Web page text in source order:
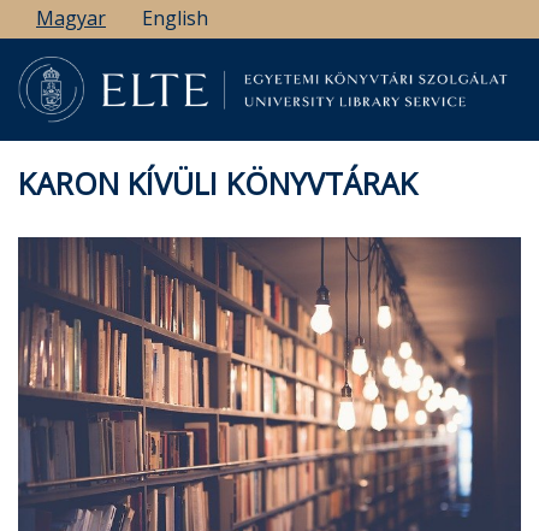
Ugrás
a
tartalomra
Magyar English
KARON KÍVÜLI KÖNYVTÁRAK